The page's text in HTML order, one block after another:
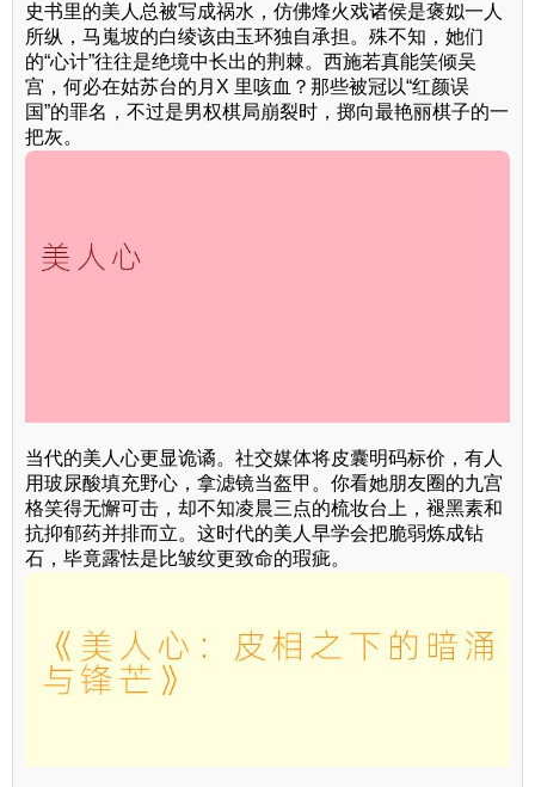
史书里的美人总被写成祸水，仿佛烽火戏诸侯是褒姒一人
所纵，马嵬坡的白绫该由玉环独自承担。殊不知，她们
的“心计”往往是绝境中长出的荆棘。西施若真能笑倾吴
宫，何必在姑苏台的月X 里咳血？那些被冠以“红颜误
国”的罪名，不过是男权棋局崩裂时，掷向最艳丽棋子的一
把灰。
当代的美人心更显诡谲。社交媒体将皮囊明码标价，有人
用玻尿酸填充野心，拿滤镜当盔甲。你看她朋友圈的九宫
格笑得无懈可击，却不知凌晨三点的梳妆台上，褪黑素和
抗抑郁药并排而立。这时代的美人早学会把脆弱炼成钻
石，毕竟露怯是比皱纹更致命的瑕疵。